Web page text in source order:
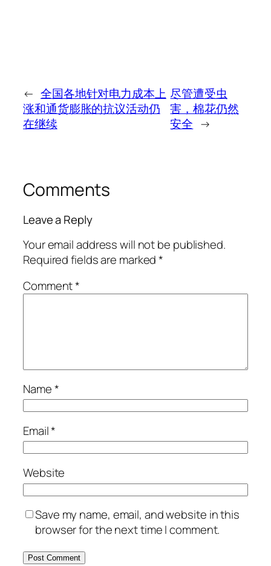
← 全国各地针对电力成本上
涨和通货膨胀的抗议活动仍
在继续
尽管遭受虫
害，棉花仍然
安全 →
Comments
Leave a Reply
Your email address will not be published.
Required fields are marked*
Comment*
Name*
Email*
Website
Save my name, email, and website in this
browser for the next time I comment.